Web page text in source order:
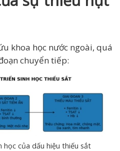
khoa học nước ngoài, quá
chuyển tiếp:
học của dấu hiệu thiếu sắt